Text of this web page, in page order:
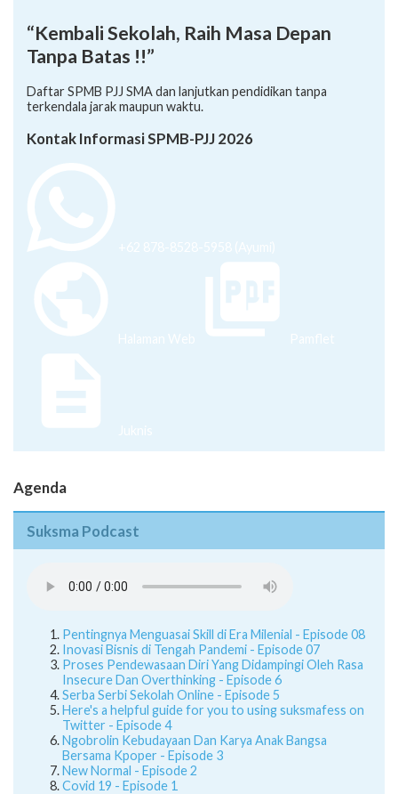
“Kembali Sekolah, Raih Masa Depan
Tanpa Batas !!”
Daftar SPMB PJJ SMA dan lanjutkan pendidikan tanpa
terkendala jarak maupun waktu.
Kontak Informasi SPMB-PJJ 2026
+62 878-8528-5958 (Ayumi)
Halaman Web Pamflet
Juknis
Agenda
Suksma Podcast
Pentingnya Menguasai Skill di Era Milenial - Episode 08
Inovasi Bisnis di Tengah Pandemi - Episode 07
Proses Pendewasaan Diri Yang Didampingi Oleh Rasa
Insecure Dan Overthinking - Episode 6
Serba Serbi Sekolah Online - Episode 5
Here's a helpful guide for you to using suksmafess on
Twitter - Episode 4
Ngobrolin Kebudayaan Dan Karya Anak Bangsa
Bersama Kpoper - Episode 3
New Normal - Episode 2
Covid 19 - Episode 1